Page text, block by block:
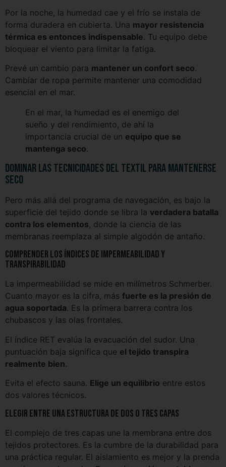
Por la noche, la humedad cae y el frío se instala de
forma duradera en cubierta. Una mayor resistencia
térmica es entonces indispensable. Tu equipo debe
bloquear el viento para limitar la fatiga.
Prevé un cambio para mantener un confort seco.
Cambiar de ropa permite mantener una comodidad
esencial en el mar.
En el mar, la humedad es el enemigo del
sueño y del rendimiento, de ahí la
importancia crucial de un equipo que se
mantenga seco.
Dominar las tecnicidades del textil para mantenerse
seco
Pero más allá del programa de navegación, es bajo la
superficie del tejido donde se libra la verdadera batalla
contra los elementos, donde la ciencia de las
membranas reemplaza al simple algodón de antaño.
Comprender los índices de impermeabilidad y
transpirabilidad
La impermeabilidad se mide en milímetros Schmerber.
Cuanto mayor es la cifra, más fuerte es la presión de
agua soportada. Es la primera barrera contra los
chubascos y las olas frontales.
El índice RET evalúa la evacuación del sudor. Una
puntuación baja significa que el tejido transpira
realmente bien.
Evita el efecto sauna. Elige un equilibrio entre estos
dos valores técnicos.
Elegir entre una estructura de dos o tres capas
El complejo de tres capas une la membrana entre dos
tejidos protectores. Es la cumbre de la durabilidad para
una práctica regular. El aislamiento es mejor y la prenda